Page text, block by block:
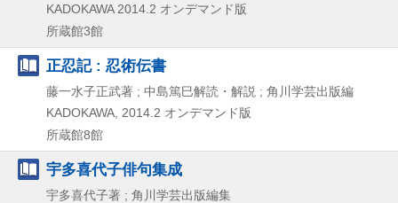
KADOKAWA 2014.2 オンデマンド版
所蔵館3館
正忍記 : 忍術伝書
藤一水子正武著 ; 中島篤巳解読・解説 ; 角川学芸出版編
KADOKAWA, 2014.2 オンデマンド版
所蔵館8館
宇多喜代子俳句集成
宇多喜代子著 ; 角川学芸出版編集